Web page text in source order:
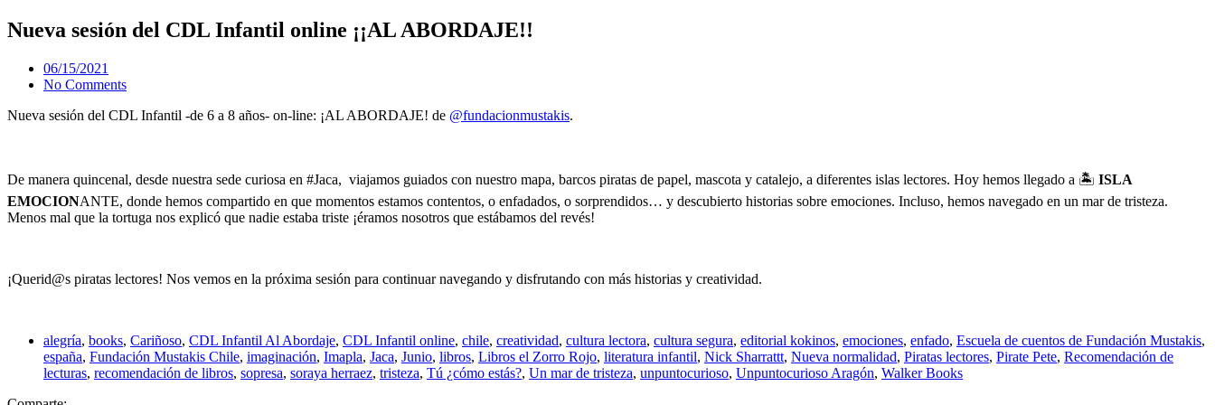
Saltar
al
Nueva sesión del CDL Infantil online ¡¡AL ABORDAJE!!
06/15/2021
No Comments
Nueva sesión del CDL Infantil -de 6 a 8 años- on-line: ¡AL ABORDAJE! de @fundacionmustakis.
De manera quincenal, desde nuestra sede curiosa en #Jaca, viajamos guiados con nuestro mapa, barcos piratas de papel, mascota y catalejo, a diferentes islas lectores. Hoy hemos llegado a 🏝 ISLA
EMOCIONANTE, donde hemos compartido en que momentos estamos contentos, o enfadados, o sorprendidos… y descubierto historias sobre emociones. Incluso, hemos navegado en un mar de tristeza.
Menos mal que la tortuga nos explicó que nadie estaba triste ¡éramos nosotros que estábamos del revés!
¡Querid@s piratas lectores! Nos vemos en la próxima sesión para continuar navegando y disfrutando con más historias y creatividad.
alegría, books, Cariñoso, CDL Infantil Al Abordaje, CDL Infantil online, chile, creatividad, cultura lectora, cultura segura, editorial kokinos, emociones, enfado, Escuela de cuentos de Fundación Mustakis,
españa, Fundación Mustakis Chile, imaginación, Imapla, Jaca, Junio, libros, Libros el Zorro Rojo, literatura infantil, Nick Sharrattt, Nueva normalidad, Piratas lectores, Pirate Pete, Recomendación de
lecturas, recomendación de libros, sopresa, soraya herraez, tristeza, Tú ¿cómo estás?, Un mar de tristeza, unpuntocurioso, Unpuntocurioso Aragón, Walker Books